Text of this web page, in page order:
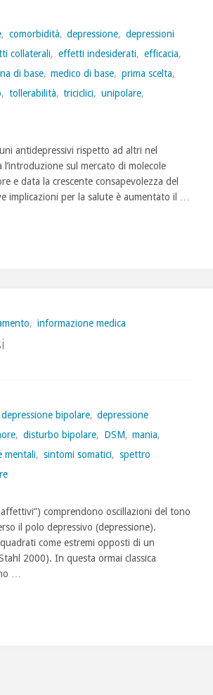
, comorbidità, depressione, depressioni
collaterali, effetti indesiderati, efficacia,
di base, medico di base, prima scelta,
, tollerabilità, triciclici, unipolare,
antidepressivi rispetto ad altri nel
sul mercato di molecole
e data la crescente consapevolezza del
implicazioni per la salute è aumentato il …
, informazione medica
depressione bipolare, depressione
, disturbo bipolare, DSM, mania,
mentali, sintomi somatici, spettro
comprendono oscillazioni del tono
il polo depressivo (depressione).
come estremi opposti di un
2000). In questa ormai classica
…